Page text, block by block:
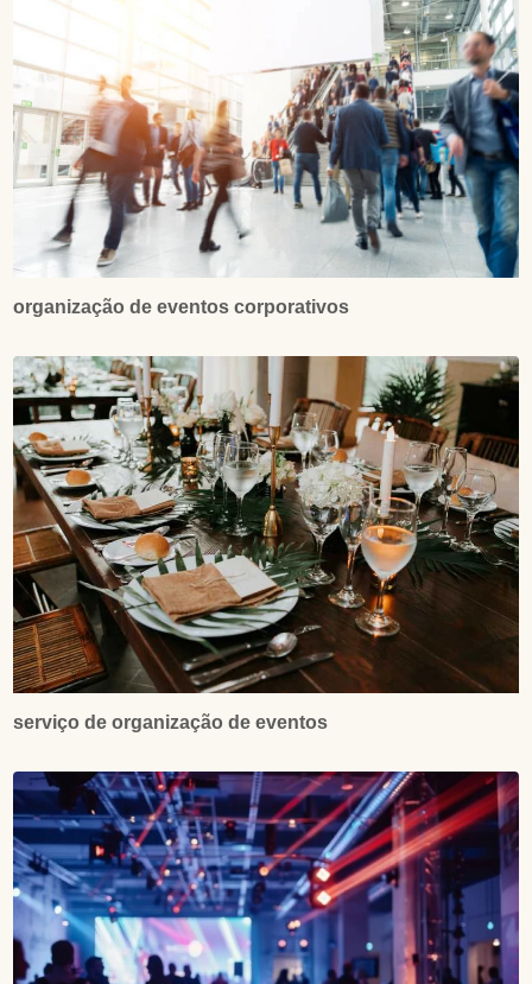
organização de eventos corporativos
serviço de organização de eventos